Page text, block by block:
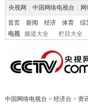
央视网 中国网络电视台
首页 新闻 经济 体育 综
电视
频道大全 栏目大全
中国网络电视台 > 经济台 > 资